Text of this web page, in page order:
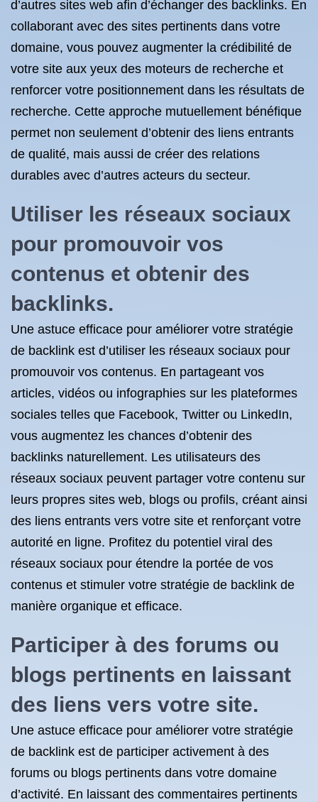
d’autres sites web afin d’échanger des backlinks. En
collaborant avec des sites pertinents dans votre
domaine, vous pouvez augmenter la crédibilité de
votre site aux yeux des moteurs de recherche et
renforcer votre positionnement dans les résultats de
recherche. Cette approche mutuellement bénéfique
permet non seulement d’obtenir des liens entrants
de qualité, mais aussi de créer des relations
durables avec d’autres acteurs du secteur.
Utiliser les réseaux sociaux
pour promouvoir vos
contenus et obtenir des
backlinks.
Une astuce efficace pour améliorer votre stratégie
de backlink est d’utiliser les réseaux sociaux pour
promouvoir vos contenus. En partageant vos
articles, vidéos ou infographies sur les plateformes
sociales telles que Facebook, Twitter ou LinkedIn,
vous augmentez les chances d’obtenir des
backlinks naturellement. Les utilisateurs des
réseaux sociaux peuvent partager votre contenu sur
leurs propres sites web, blogs ou profils, créant ainsi
des liens entrants vers votre site et renforçant votre
autorité en ligne. Profitez du potentiel viral des
réseaux sociaux pour étendre la portée de vos
contenus et stimuler votre stratégie de backlink de
manière organique et efficace.
Participer à des forums ou
blogs pertinents en laissant
des liens vers votre site.
Une astuce efficace pour améliorer votre stratégie
de backlink est de participer activement à des
forums ou blogs pertinents dans votre domaine
d’activité. En laissant des commentaires pertinents